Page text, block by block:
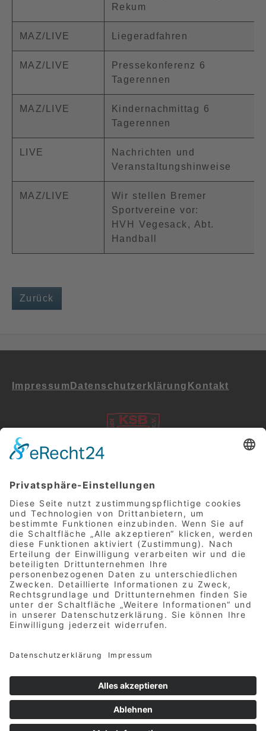
Rekum
MAZ/LIVE Liegeradfahren
MAZ/LIVE
Pressekonferenz 6
Tagerennen
MAZ/LIVE
Kindernachmittag 6
Tagerennen
LIVE
Nachrichten und
Veranstaltungshinweise
MAZ/LIVE
Wir stellen Bremer
Sportvereine vor:
HVH Vegesack, Abt.
Handball
Zurück
Impressum Datenschutz­erklärung Kontakt
Bremer Sport-TV
Ralph Haberland (Sendeleitung)
Wohlers Eichen 25
28239 Bremen
Deutschland
Netzwerken
Facebook
Instagram
YouTube
© 2024 - 2026 Bremer Sport-TV